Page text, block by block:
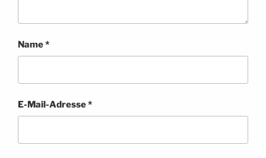
Name*
E-Mail-Adresse*